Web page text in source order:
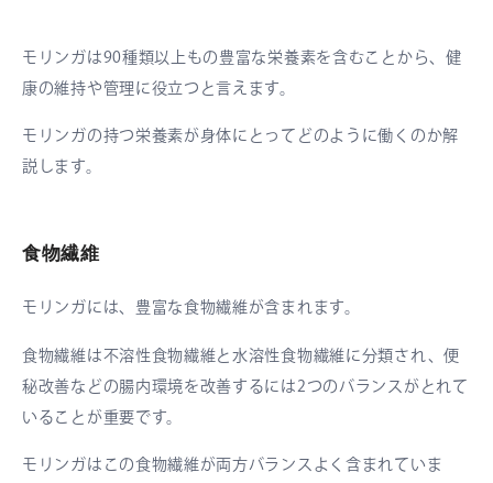
モリンガは90種類以上もの豊富な栄養素を含むことから、健
康の維持や管理に役立つと言えます。
モリンガの持つ栄養素が身体にとってどのように働くのか解
説します。
食物繊維
モリンガには、豊富な食物繊維が含まれます。
食物繊維は不溶性食物繊維と水溶性食物繊維に分類され、便
秘改善などの腸内環境を改善するには2つのバランスがとれて
いることが重要です。
モリンガはこの食物繊維が両方バランスよく含まれていま